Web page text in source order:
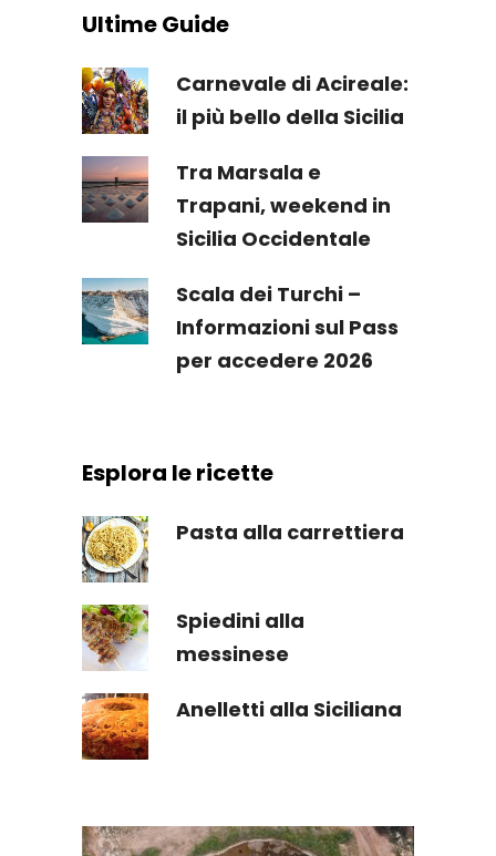
Ultime Guide
Carnevale di Acireale:
il più bello della Sicilia
Tra Marsala e
Trapani, weekend in
Sicilia Occidentale
Scala dei Turchi –
Informazioni sul Pass
per accedere 2026
Esplora le ricette
Pasta alla carrettiera
Spiedini alla
messinese
Anelletti alla Siciliana